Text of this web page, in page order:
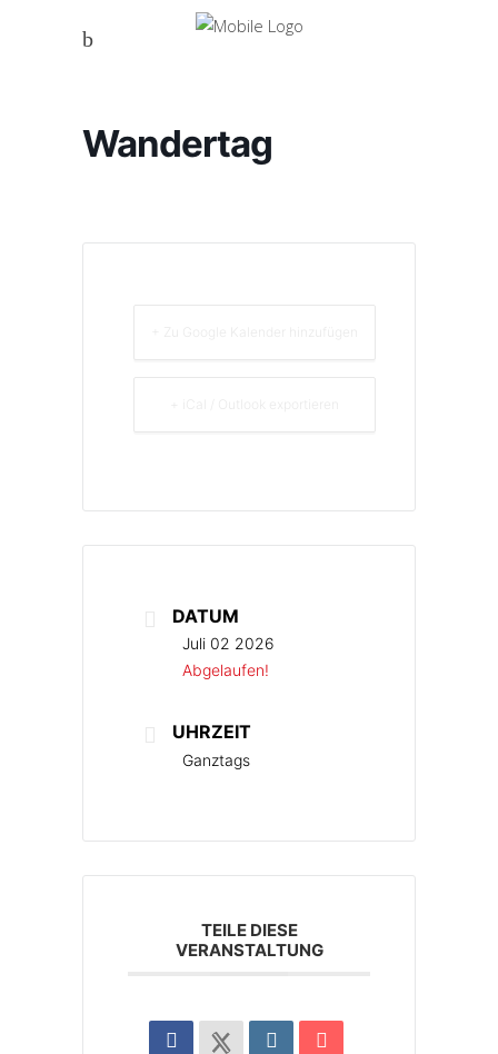
Wandertag
DATUM
Juli 02 2026
Abgelaufen!
UHRZEIT
Ganztags
TEILE DIESE
VERANSTALTUNG